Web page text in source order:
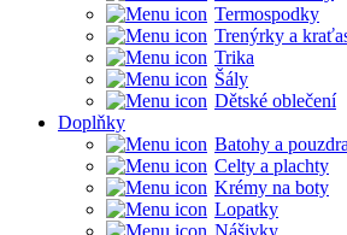
Termospodky
Trenýrky a
Trika
Šály
Dětské oblečení
Doplňky
Batohy a pouzdra
Celty a plachty
Krémy na boty
Lopatky
Nášivky